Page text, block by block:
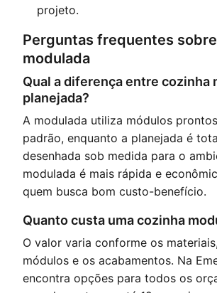
projeto.
Perguntas frequentes
modulada
Qual a diferença entre cozinha
planejada?
A modulada utiliza módulos
padrão, enquanto a planejada é
desenhada sob medida para o
modulada é mais rápida e
quem busca bom custo-benefício.
Quanto custa uma cozinha
O valor varia conforme os
módulos e os acabamentos. Na
encontra opções para todos os